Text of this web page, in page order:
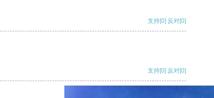
支持[0] 反对[0]
支持[0] 反对[0]